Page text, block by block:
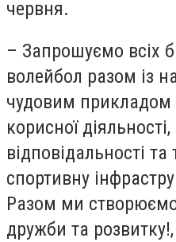
червня.
– Запрошуємо всіх
волейбол разом із
чудовим прикладом
корисної
відповідальності
спортивну
Разом ми
дружби та